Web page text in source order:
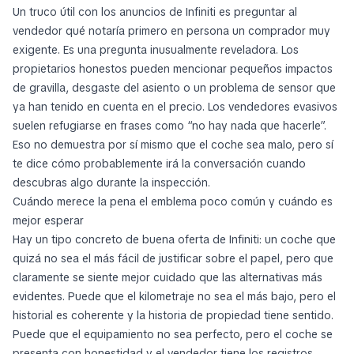
Un truco útil con los anuncios de Infiniti es preguntar al
vendedor qué notaría primero en persona un comprador muy
exigente. Es una pregunta inusualmente reveladora. Los
propietarios honestos pueden mencionar pequeños impactos
de gravilla, desgaste del asiento o un problema de sensor que
ya han tenido en cuenta en el precio. Los vendedores evasivos
suelen refugiarse en frases como “no hay nada que hacerle”.
Eso no demuestra por sí mismo que el coche sea malo, pero sí
te dice cómo probablemente irá la conversación cuando
descubras algo durante la inspección.
Cuándo merece la pena el emblema poco común y cuándo es
mejor esperar
Hay un tipo concreto de buena oferta de Infiniti: un coche que
quizá no sea el más fácil de justificar sobre el papel, pero que
claramente se siente mejor cuidado que las alternativas más
evidentes. Puede que el kilometraje no sea el más bajo, pero el
historial es coherente y la historia de propiedad tiene sentido.
Puede que el equipamiento no sea perfecto, pero el coche se